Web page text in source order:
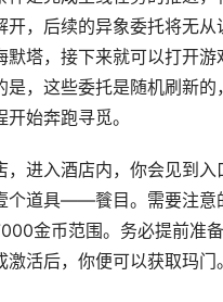
，后续的异象委托将无
塔，接下来就可以打开
，这些委托是随机刷新的
始奔跑寻觅。
进入酒店内，你会见到入
个道具——餮目。需要注
金币范围。务必提前准
活后，你便可以获取玛门。